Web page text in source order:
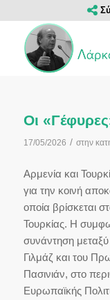
Οι
17/05/2026 / στην
Αρμενία και
για την κοινή
οποία βρίσκεται
Τουρκίας. Η
συνάντηση μεταξύ
Γιλμάζ και του
Πασινιάν, στο
Ευρωπαϊκής